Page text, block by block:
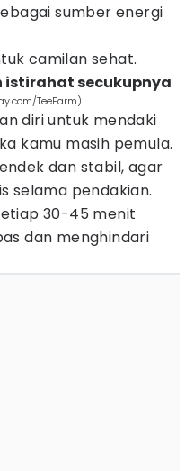
sumber energi
camilan sehat.
istirahat secukupnya
TeeFarm)
diri untuk mendaki
kamu masih pemula.
dan stabil, agar
selama pendakian.
30-45 menit
dan menghindari